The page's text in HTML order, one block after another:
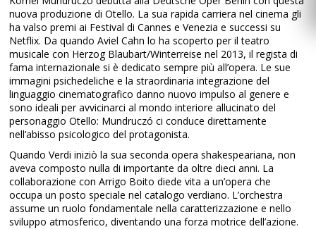
nuova produzione di Otello. La sua rapida carriera nel cinema gli
ha valso premi ai Festival di Cannes e Venezia e successi su
Netflix. Da quando Aviel Cahn lo ha scoperto per il teatro
musicale con Herzog Blaubart/Winterreise nel 2013, il regista di
fama internazionale si è dedicato sempre più all’opera. Le sue
immagini psichedeliche e la straordinaria integrazione del
linguaggio cinematografico danno nuovo impulso al genere e
sono ideali per avvicinarci al mondo interiore allucinato del
personaggio Otello: Mundruczó ci conduce direttamente
nell’abisso psicologico del protagonista.
Quando Verdi iniziò la sua seconda opera shakespeariana, non
aveva composto nulla di importante da oltre dieci anni. La
collaborazione con Arrigo Boito diede vita a un’opera che
occupa un posto speciale nel catalogo verdiano. L’orchestra
assume un ruolo fondamentale nella caratterizzazione e nello
sviluppo atmosferico, diventando una forza motrice dell’azione.